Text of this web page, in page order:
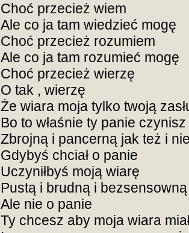
Choć przecież wiem
Ale co ja tam wiedzieć mogę
Choć przecież rozumiem
Ale co ja tam rozumieć mogę
Choć przecież wierzę
O tak , wierzę
Że wiara moja tylko twoją
Bo to właśnie ty panie
Zbrojną i pancerną jak też i
Gdybyś chciał o panie
Uczyniłbyś moją wiarę
Pustą i brudną i bezsensowną
Ale nie o panie
Ty chcesz aby moja wiara